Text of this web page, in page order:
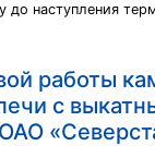
до наступления
работы
с